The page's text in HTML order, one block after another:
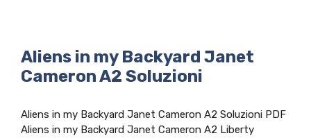
Aliens in my Backyard Janet
Cameron A2 Soluzioni
Aliens in my Backyard Janet Cameron A2 Soluzioni PDF
Aliens in my Backyard Janet Cameron A2 Liberty